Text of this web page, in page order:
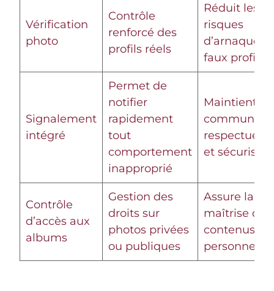
Vérification
photo
Contrôle
renforcé des
profils réels
Réduit les
risques
d’arnaques
faux profils
Signalement
intégré
Permet de
notifier
rapidement
tout
comportement
inapproprié
Maintient
et sécurisée
Contrôle
d’accès aux
albums
Gestion des
droits sur
photos privées
ou publiques
Assure la
maîtrise des
contenus
personnels